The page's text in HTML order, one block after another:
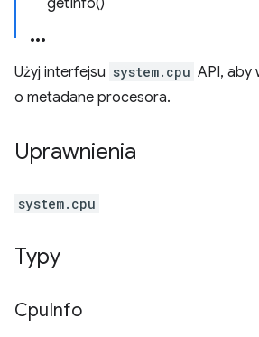
getInfo()
Użyj interfejsu system.cpu API, aby
o metadane procesora.
Uprawnienia
system.cpu
Typy
CpuInfo